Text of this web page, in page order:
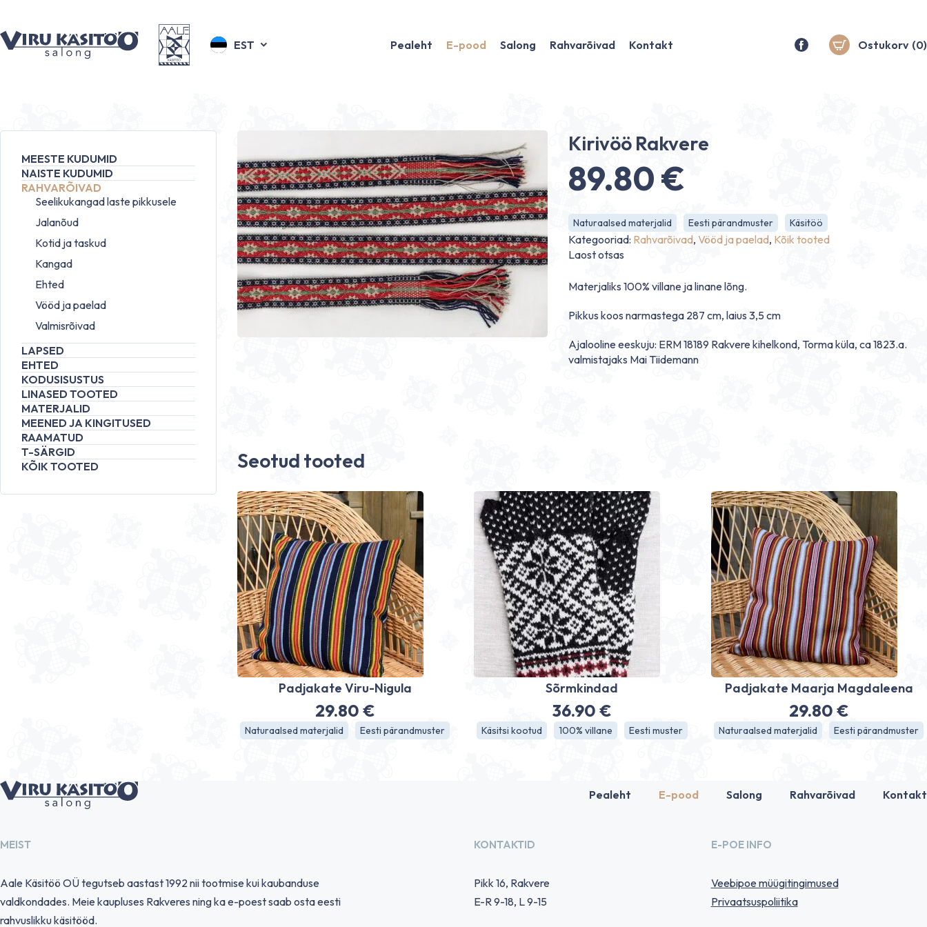
EST Pealeht E-pood Salong Rahvarõivad Kontakt Ostukorv (0)
MEESTE KUDUMID
NAISTE KUDUMID
RAHVARÕIVAD
Seelikukangad laste pikkusele
Jalanõud
Kotid ja taskud
Kangad
Ehted
Vööd ja paelad
Valmisrõivad
LAPSED
EHTED
KODUSISUSTUS
LINASED TOOTED
MATERJALID
MEENED JA KINGITUSED
RAAMATUD
T-SÄRGID
KÕIK TOOTED
Kirivöö Rakvere
89.80€
Naturaalsed materjalid Eesti pärandmuster Käsitöö
Kategooriad: Rahvarõivad, Vööd ja paelad, Kõik tooted
Laost otsas
Materjaliks 100% villane ja linane lõng.
Pikkus koos narmastega 287 cm, laius 3,5 cm
Ajalooline eeskuju: ERM 18189 Rakvere kihelkond, Torma küla, ca 1823.a.
valmistajaks Mai Tiidemann
Seotud tooted
Padjakate Viru-Nigula
29.80 €
Naturaalsed materjalid Eesti pärandmuster
Sõrmkindad
36.90 €
Käsitsi kootud 100% villane Eesti muster
Padjakate Maarja Magdaleena
29.80 €
Naturaalsed materjalid Eesti pärandmuster
Pealeht E-pood Salong Rahvarõivad Kontakt
MEIST
Aale Käsitöö OÜ tegutseb aastast 1992 nii tootmise kui kaubanduse
valdkondades. Meie kaupluses Rakveres ning ka e-poest saab osta eesti
rahvuslikku käsitööd.
KONTAKTID
Pikk 16, Rakvere
E-R 9-18, L 9-15
E-POE INFO
Veebipoe müügitingimused
Privaatsuspoliitika